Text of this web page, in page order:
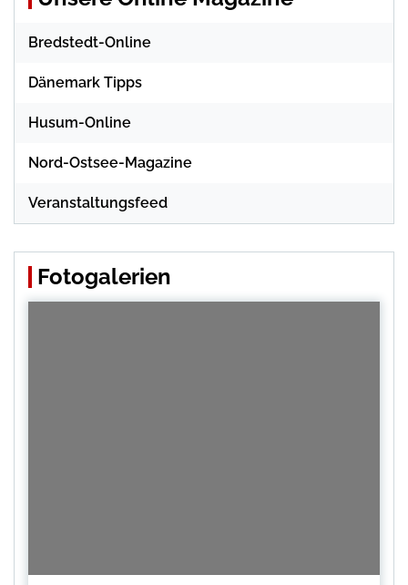
Bredstedt-Online
Dänemark Tipps
Husum-Online
Nord-Ostsee-Magazine
Veranstaltungsfeed
Fotogalerien